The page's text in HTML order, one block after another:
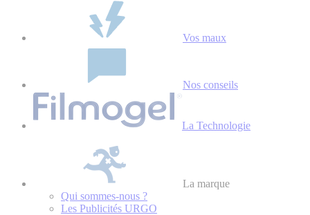
Vos maux
Nos conseils
La Technologie
La marque
Qui sommes-nous ?
Les Publicités URGO